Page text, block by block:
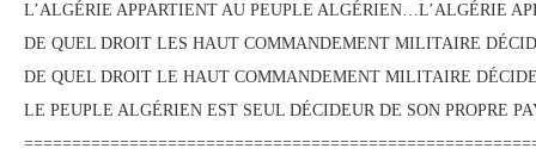
L’ALGÉRIE APPARTIENT AU PEUPLE ALGÉRIEN…L’ALGÉRIE
DE QUEL DROIT LES HAUT COMMANDEMENT MILITAIRE
DE QUEL DROIT LE HAUT COMMANDEMENT MILITAIRE
LE PEUPLE ALGÉRIEN EST SEUL DÉCIDEUR DE SON PROPRE